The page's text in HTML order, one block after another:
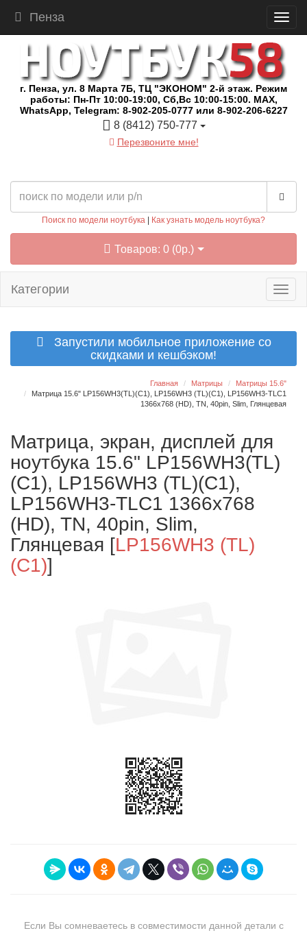
Пенза
г. Пенза, ул. 8 Марта 7Б, ТЦ "ЭКОНОМ" 2-й этаж. Режим
работы: Пн-Пт 10:00-19:00, Сб,Вс 10:00-15:00. MAX,
WhatsApp, Telegram: 8-902-205-0777 или 8-902-206-6227
8 (8412) 750-777
Перезвоните мне!
Поиск по модели ноутбука Как узнать модель ноутбука?
Товаров: 0 (0р.)
Категории
Запустили мобильное приложение со
скидками и кешбэком!
Главная Матрицы
Матрицы 15.6"
Матрица 15.6" LP156WH3(TL)(C1), LP156WH3 (TL)(C1), LP156WH3-TLC1
1366x768 (HD), TN, 40pin, Slim, Глянцевая
Матрица, экран, дисплей для
ноутбука 15.6" LP156WH3(TL)
(C1), LP156WH3 (TL)(C1),
LP156WH3-TLC1 1366x768
(HD), TN, 40pin, Slim,
Глянцевая [LP156WH3 (TL)
(C1)]
Если Вы сомневаетесь в совместимости данной детали с